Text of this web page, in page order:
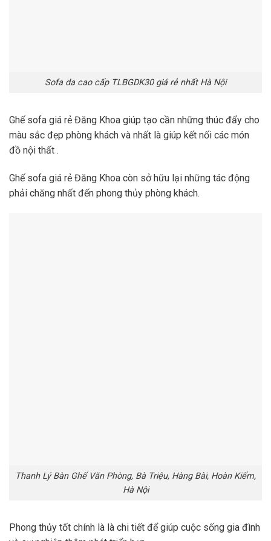
Sofa da cao cấp TLBGDK30 giá rẻ nhất Hà Nội
Ghế sofa giá rẻ Đăng Khoa giúp tạo cần những thúc đẩy cho
màu sắc đẹp phòng khách và nhất là giúp kết nối các món
đồ nội thất .
Ghế sofa giá rẻ Đăng Khoa còn sở hữu lại những tác động
phải chăng nhất đến phong thủy phòng khách.
Thanh Lý Bàn Ghế Văn Phòng, Bà Triệu, Hàng Bài, Hoàn Kiếm,
Hà Nội
Phong thủy tốt chính là là chi tiết để giúp cuộc sống gia đình